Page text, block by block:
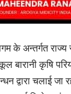
के अन्तर्गत राज्य
बारानी कृषि
द्वारा चलाई जा